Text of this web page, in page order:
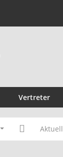
Vertreter
Aktuell